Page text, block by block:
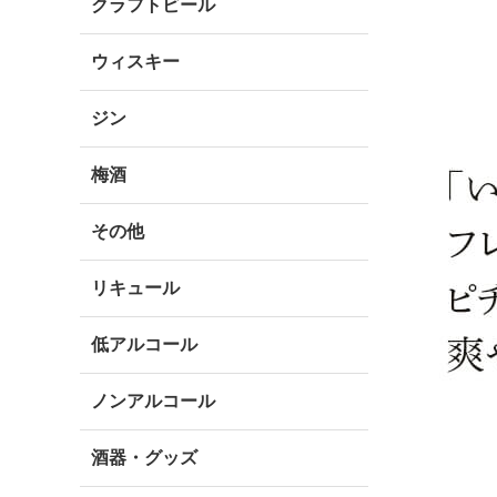
クラフトビール
ウィスキー
ジン
梅酒
その他
リキュール
低アルコール
ノンアルコール
酒器・グッズ